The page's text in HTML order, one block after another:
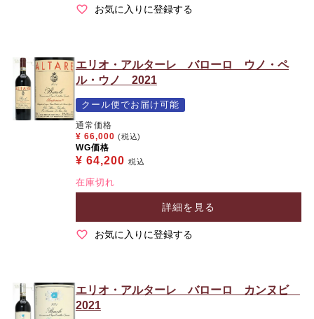
お気に入りに登録する
エリオ・アルターレ バローロ ウノ・ペ
ル・ウノ 2021
クール便でお届け可能
通常価格
¥ 66,000 (税込)
WG価格
¥ 64,200 税込
在庫切れ
詳細を見る
お気に入りに登録する
エリオ・アルターレ バローロ カンヌビ
2021